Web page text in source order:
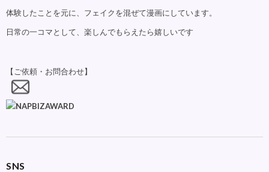
体験したことを元に、フェイクを混ぜて漫画にしています。
日常の一コマとして、楽しんでもらえたら嬉しいです
【ご依頼・お問合わせ】
SNS